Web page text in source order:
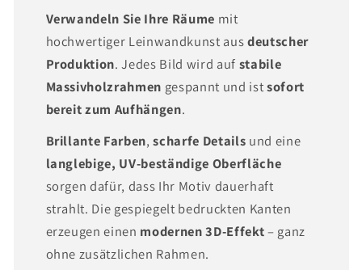
Verwandeln Sie Ihre Räume mit
hochwertiger Leinwandkunst ausdeutscher
Produktion. Jedes Bild wird auf stabile
Massivholzrahmen gespannt und istsofort
bereit zum Aufhängen.
Brillante Farben,scharfe Details und eine
langlebige, UV-beständige Oberfläche
sorgen dafür, dass Ihr Motiv dauerhaft
strahlt. Die gespiegelt bedruckten Kanten
erzeugen einen modernen 3D-Effekt– ganz
ohne zusätzlichen Rahmen.